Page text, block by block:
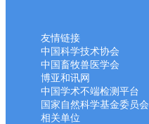
友情链接
中国科学技术协会
中国畜牧兽医学会
博亚和讯网
中国学术不端检测平台
国家自然科学基金委员会
相关单位